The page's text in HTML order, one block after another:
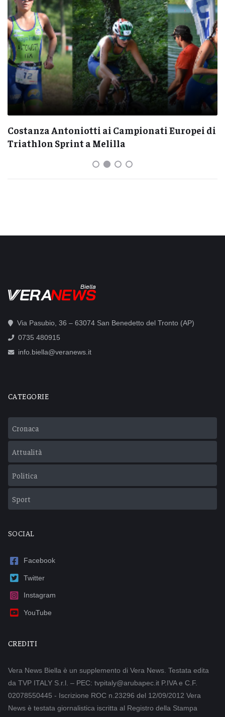
Costanza Antoniotti ai Campionati Europei di
Triathlon Sprint a Melilla
Biella
Via Pasubio, 36 – 63074 San Benedetto del Tronto (AP)
0735 480915
info.biella@veranews.it
CATEGORIE
Cronaca
Attualità
Politica
Sport
SOCIAL
Facebook
Twitter
Instagram
YouTube
CREDITI
Vera News Biella è un supplemento di Vera News. Testata edita
da TVP ITALY S.r.l. – PEC: tvpitaly@arubapec.it P.IVA e C.F.
02078550445 - Iscrizione ROC n.23296 del 12/09/2012 Vera
News è testata giornalistica iscritta al Registro della Stampa